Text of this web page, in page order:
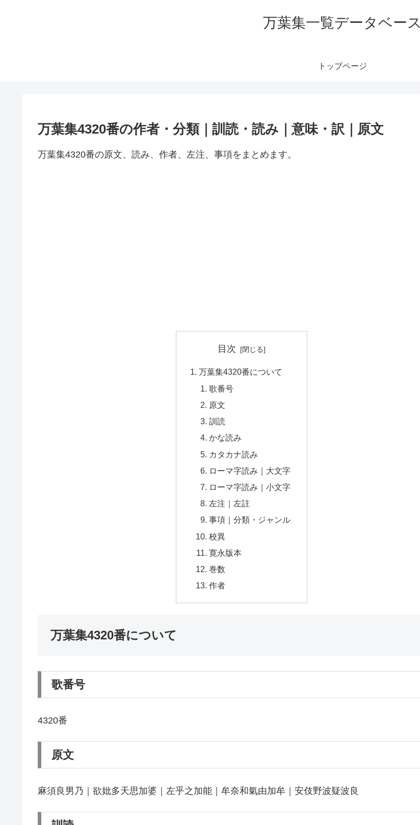
万葉集一覧データベース
トップページ
万葉集4320番の作者・分類｜訓読・読み｜意味・訳｜原文
万葉集4320番の原文、読み、作者、左注、事項をまとめます。
目次
万葉集4320番について
歌番号
原文
訓読
かな読み
カタカナ読み
ローマ字読み｜大文字
ローマ字読み｜小文字
左注｜左註
事項｜分類・ジャンル
校異
寛永版本
巻数
作者
万葉集4320番について
歌番号
4320番
原文
麻須良男乃｜欲妣多天思加婆｜左乎之加能｜牟奈和氣由加牟｜安伎野波疑波良